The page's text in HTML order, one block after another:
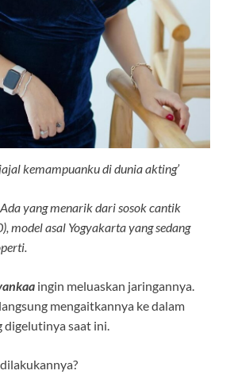
kemampuanku di dunia akting’
Ada yang menarik dari sosok cantik
model asal Yogyakarta yang sedang
ingin meluaskan jaringannya.
mengaitkannya ke dalam
digelutinya saat ini.